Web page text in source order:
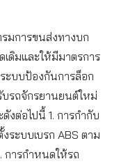
มการขนส่งทางบก
เดิมและให้มีมาตรการ
บบป้องกันการล็อก
บรถจักรยานยนต์ใหม่
งต่อไปนี้ 1. การกำกับ
ระบบเบรก ABS ตาม
การกำหนดให้รถ